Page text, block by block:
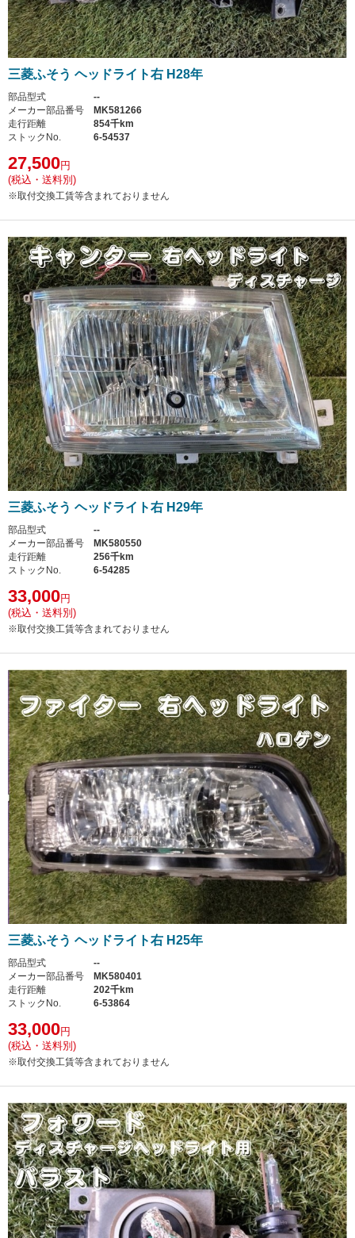
三菱ふそう ヘッドライト右 H28年
部品型式
--
メーカー部品番号
MK581266
走行距離
854千km
ストックNo.
6-54537
27,500円
(税込・送料別)
※取付交換工賃等含まれておりません
三菱ふそう ヘッドライト右 H29年
部品型式
--
メーカー部品番号
MK580550
走行距離
256千km
ストックNo.
6-54285
33,000円
(税込・送料別)
※取付交換工賃等含まれておりません
三菱ふそう ヘッドライト右 H25年
部品型式
--
メーカー部品番号
MK580401
走行距離
202千km
ストックNo.
6-53864
33,000円
(税込・送料別)
※取付交換工賃等含まれておりません